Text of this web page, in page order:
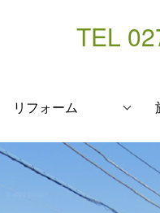
TEL
リフォーム